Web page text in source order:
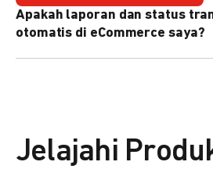
Apakah laporan dan status
otomatis di eCommerce saya?
Jelajahi